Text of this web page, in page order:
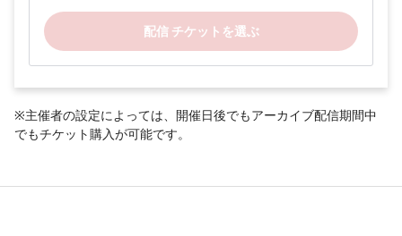
配信 チケットを選ぶ
※主催者の設定によっては、開催日後でもアーカイブ配信期間中
でもチケット購入が可能です。